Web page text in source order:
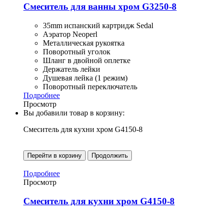
Смеситель для ванны хром G3250-8
35mm испанский картридж Sedal
Аэратор Neoperl
Металлическая рукоятка
Поворотный уголок
Шланг в двойной оплетке
Держатель лейки
Душевая лейка (1 режим)
Поворотный переключатель
Подробнее
Просмотр
Вы добавили товар в корзину:
Смеситель для кухни хром G4150-8
Перейти в корзину Продолжить
Подробнее
Просмотр
Смеситель для кухни хром G4150-8